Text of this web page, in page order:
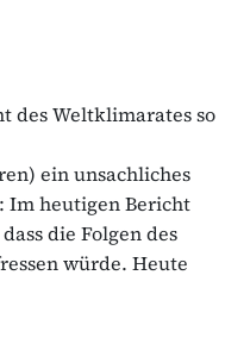
des Weltklimarates so
ein unsachliches
Im heutigen Bericht
die Folgen des
würde. Heute